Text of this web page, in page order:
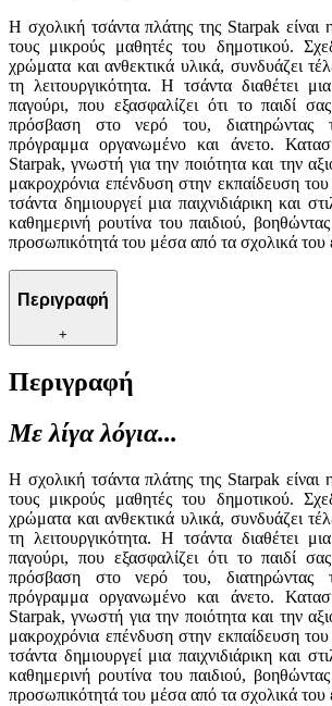
Η σχολική τσάντα πλάτης της Starpak είναι
τους μικρούς μαθητές του δημοτικού.
χρώματα και ανθεκτικά υλικά, συνδυάζει
τη λειτουργικότητα. Η τσάντα διαθέτει
παγούρι, που εξασφαλίζει ότι το παιδί
πρόσβαση στο νερό του, διατηρώντας
πρόγραμμα οργανωμένο και άνετο.
Starpak, γνωστή για την ποιότητα και την
μακροχρόνια επένδυση στην εκπαίδευση
τσάντα δημιουργεί μια παιχνιδιάρικη και
καθημερινή ρουτίνα του παιδιού,
προσωπικότητά του μέσα από τα σχολικά του
Περιγραφή
+
Περιγραφή
Με λίγα λόγια...
Η σχολική τσάντα πλάτης της Starpak είναι
τους μικρούς μαθητές του δημοτικού.
χρώματα και ανθεκτικά υλικά, συνδυάζει
τη λειτουργικότητα. Η τσάντα διαθέτει
παγούρι, που εξασφαλίζει ότι το παιδί
πρόσβαση στο νερό του, διατηρώντας
πρόγραμμα οργανωμένο και άνετο.
Starpak, γνωστή για την ποιότητα και την
μακροχρόνια επένδυση στην εκπαίδευση
τσάντα δημιουργεί μια παιχνιδιάρικη και
καθημερινή ρουτίνα του παιδιού,
προσωπικότητά του μέσα από τα σχολικά του